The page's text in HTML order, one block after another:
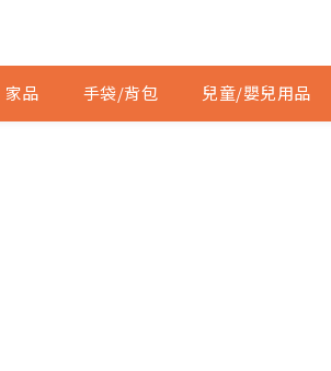
家品 手袋/背包 兒童/嬰兒用品